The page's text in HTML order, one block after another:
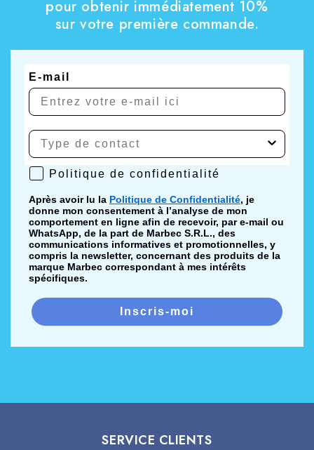
pour obtenir immédiatement 10%
sur votre première commande.
E-mail
Politique de confidentialité
Politique de confidentialité
Après avoir lu la Politique de Confidentialité, je
donne mon consentement à l’analyse de mon
comportement en ligne afin de recevoir, par e-mail ou
WhatsApp, de la part de Marbec S.R.L., des
communications informatives et promotionnelles, y
compris la newsletter, concernant des produits de la
marque Marbec correspondant à mes intérêts
spécifiques.
Inscris-moi
SERVICE CLIENTS